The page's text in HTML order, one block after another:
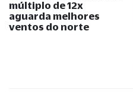
múltiplo de 12x
aguarda melhores
ventos do norte